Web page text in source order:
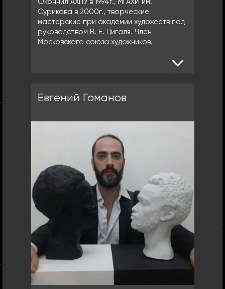
Сурикова в 2000г., творческие
мастерские при академии художеств под
руководством В. Е. Цигаля. Член
Московского союза художников.
Евгений Гоманов